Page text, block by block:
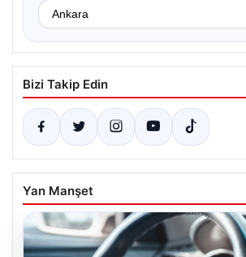
Bizi Takip Edin
Yan Manşet